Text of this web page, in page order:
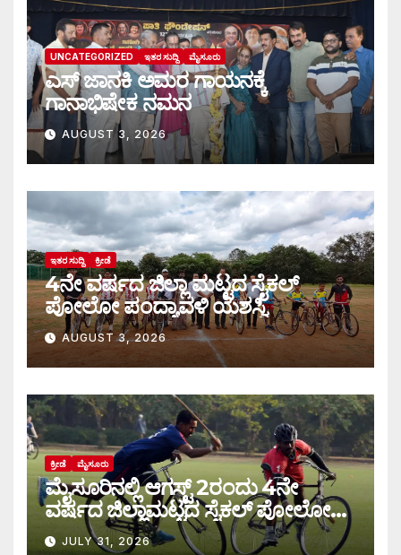
UNCATEGORIZED ಇತರ ಸುದ್ದಿ ಮೈಸೂರು
ಎಸ್ ಜಾನಕಿ ಅಮರ ಗಾಯನಕ್ಕೆ
ಗಾನಾಭಿಷೇಕ ನಮನ
AUGUST 3, 2026
ಇತರ ಸುದ್ದಿ ಕ್ರೀಡೆ
4ನೇ ವರ್ಷದ ಜಿಲ್ಲಾ ಮಟ್ಟದ ಸೈಕಲ್
ಪೋಲೋ ಪಂದ್ಯಾವಳಿ ಯಶಸ್ವಿ
AUGUST 3, 2026
ಕ್ರೀಡೆ ಮೈಸೂರು
ಮೈಸೂರಿನಲ್ಲಿ ಆಗಸ್ಟ್‌ 2ರಂದು 4ನೇ
ವರ್ಷದ ಜಿಲ್ಲಾಮಟ್ಟದ ಸೈಕಲ್ ಪೋಲೋ
ಪಂದ್ಯಾವಳಿ
JULY 31, 2026